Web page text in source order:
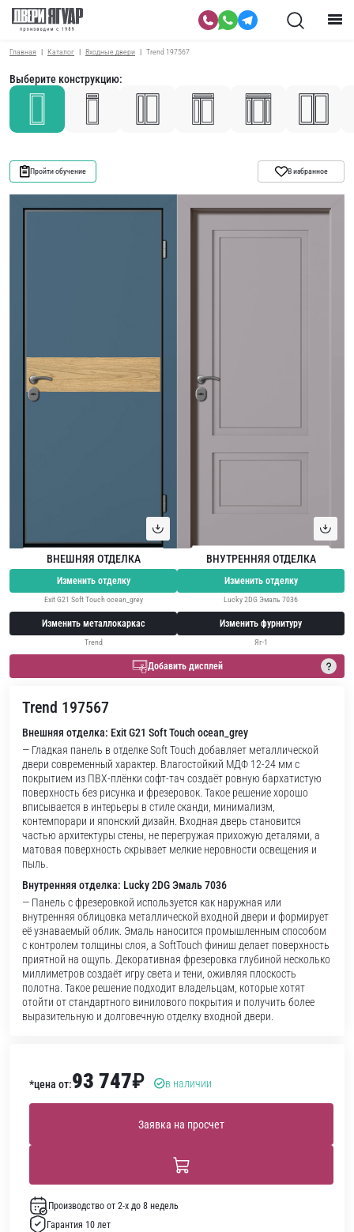
Главная Каталог Входные двери Trend 197567
Выберите конструкцию:
Пройти обучение В избранное
ВНЕШНЯЯ ОТДЕЛКА
Изменить отделку
Exit G21 Soft Touch ocean_grey
Изменить металлокаркас
Trend
ВНУТРЕННЯЯ ОТДЕЛКА
Изменить отделку
Lucky 2DG Эмаль 7036
Изменить фурнитуру
Яг-1
Добавить дисплей
Trend 197567
Внешняя отделка: Exit G21 Soft Touch ocean_grey
— Гладкая панель в отделке Soft Touch добавляет металлической
двери современный характер. Влагостойкий МДФ 12-24 мм с
покрытием из ПВХ-плёнки софт-тач создаёт ровную бархатистую
поверхность без рисунка и фрезеровок. Такое решение хорошо
вписывается в интерьеры в стиле сканди, минимализм,
контемпорари и японский дизайн. Входная дверь становится
частью архитектуры стены, не перегружая прихожую деталями, а
матовая поверхность скрывает мелкие неровности освещения и
пыль.
Внутренняя отделка: Lucky 2DG Эмаль 7036
— Панель с фрезеровкой используется как наружная или
внутренняя облицовка металлической входной двери и формирует
её узнаваемый облик. Эмаль наносится промышленным способом
с контролем толщины слоя, а SoftTouch финиш делает поверхность
приятной на ощупь. Декоративная фрезеровка глубиной несколько
миллиметров создаёт игру света и тени, оживляя плоскость
полотна. Такое решение подходит владельцам, которые хотят
отойти от стандартного винилового покрытия и получить более
выразительную и долговечную отделку входной двери.
*цена от:93 747₽ в наличии
Заявка на просчет
Производство от 2-х до 8 недель
Гарантия 10 лет